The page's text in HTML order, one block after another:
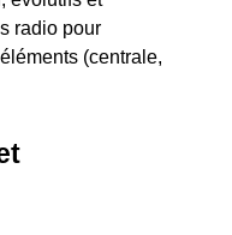
radio pour
(centrale,